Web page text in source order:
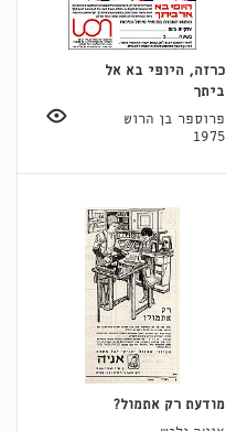
כרזה, היופי בא אל
ביתך
פרוספר בן הרוש
1975
מודעת רק אתמול?